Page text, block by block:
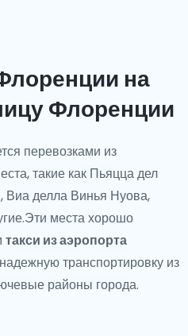
на
Флоренции
перевозками из
такие как Пьяцца дел
Виа делла Винья Нуова,
места хорошо
такси из аэропорта
транспортировку из
районы города.